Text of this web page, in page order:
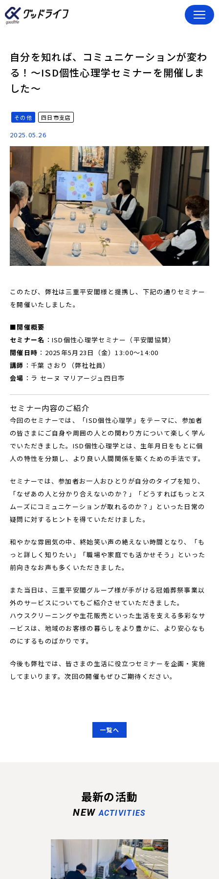
自分を知れば、コミュニケーションが変わ
る！〜ISD個性心理学セミナーを開催しま
した〜
その他 四日市支店
2025.05.26
このたび、弊社は三重平安閣様と提携し、下記の通りセミナー
を開催いたしました。
■開催概要
セミナー名 ：ISD個性心理学セミナー（平安閣協賛）
開催日時 ：2025年5月23日（金）13:00〜14:00
講師 ：千葉 さおり（弊社社員）
会場 ：ラ セーヌ マリアージュ四日市
セミナー内容のご紹介
今回のセミナーでは、「ISD個性心理学」をテーマに、参加者
の皆さまにご自身や周囲の人との関わり方について楽しく学ん
でいただきました。ISD個性心理学とは、生年月日をもとに個
人の特性を分類し、より良い人間関係を築くための手法です。
セミナーでは、参加者お一人おひとりが自分のタイプを知り、
「なぜあの人と分かり合えないのか？」「どうすればもっとス
ムーズにコミュニケーションが取れるのか？」といった日常の
疑問に対するヒントを得ていただけました。
和やかな雰囲気の中、終始笑い声の絶えない時間となり、「も
っと詳しく知りたい」「職場や家庭でも活かせそう」といった
前向きなお声も多くいただきました。
また当日は、三重平安閣グループ様が手がける冠婚葬祭事業以
外のサービスについてもご紹介させていただきました。
ハウスクリーニングや生花販売といった生活を支える多彩なサ
ービスは、地域のお客様の暮らしをより豊かに、より安心なも
のにするものばかりです。
今後も弊社では、皆さまの生活に役立つセミナーを企画・実施
してまいります。次回の開催もぜひご期待ください。
一覧へ
最新の活動
NEWACTIVITIES